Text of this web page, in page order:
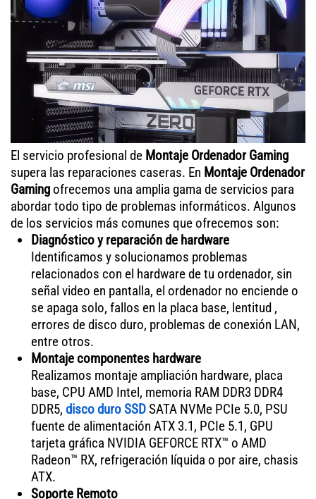
El servicio profesional de Montaje Ordenador Gaming
supera las reparaciones caseras. En Montaje Ordenador
Gamingofrecemos una amplia gama de servicios para
abordar todo tipo de problemas informáticos. Algunos
de los servicios más comunes que ofrecemos son:
Diagnóstico y reparación de hardware
Identificamos y solucionamos problemas
relacionados con el hardware de tu ordenador, sin
señal video en pantalla, el ordenador no enciende o
se apaga solo, fallos en la placa base, lentitud ,
errores de disco duro, problemas de conexión LAN,
entre otros.
Montaje componentes hardware
Realizamos montaje ampliación hardware, placa
base, CPU AMD Intel, memoria RAM DDR3 DDR4
DDR5, disco duro SSDSATA NVMe PCIe 5.0, PSU
fuente de alimentación ATX 3.1, PCIe 5.1, GPU
tarjeta gráfica NVIDIA GEFORCE RTX™ o AMD
Radeon™ RX, refrigeración líquida o por aire, chasis
ATX.
Soporte Remoto